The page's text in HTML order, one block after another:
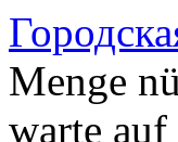
Menge
warte auf